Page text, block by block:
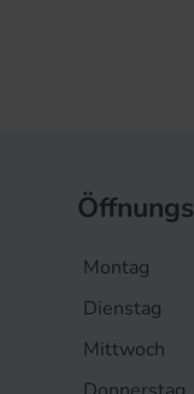
Montag
Dienstag
Mittwoch